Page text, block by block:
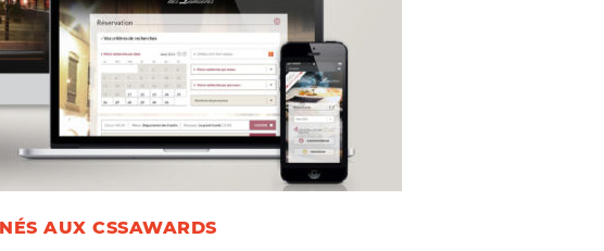
AUX CSSAWARDS